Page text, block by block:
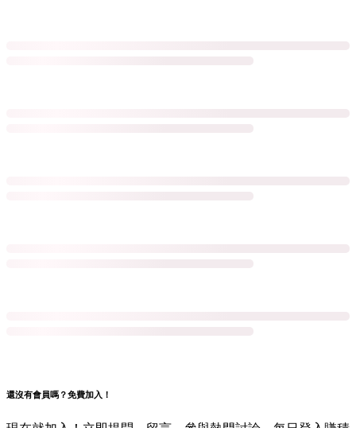
還沒有會員嗎？免費加入！